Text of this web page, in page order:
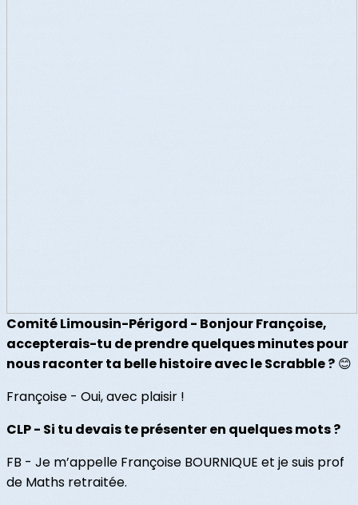
Comité Limousin-Périgord - Bonjour Françoise,
accepterais-tu de prendre quelques minutes pour
nous raconter ta belle histoire avec le Scrabble ? 😊
Françoise - Oui, avec plaisir !
CLP - Si tu devais te présenter en quelques mots ?
FB - Je m’appelle Françoise BOURNIQUE et je suis prof
de Maths retraitée.